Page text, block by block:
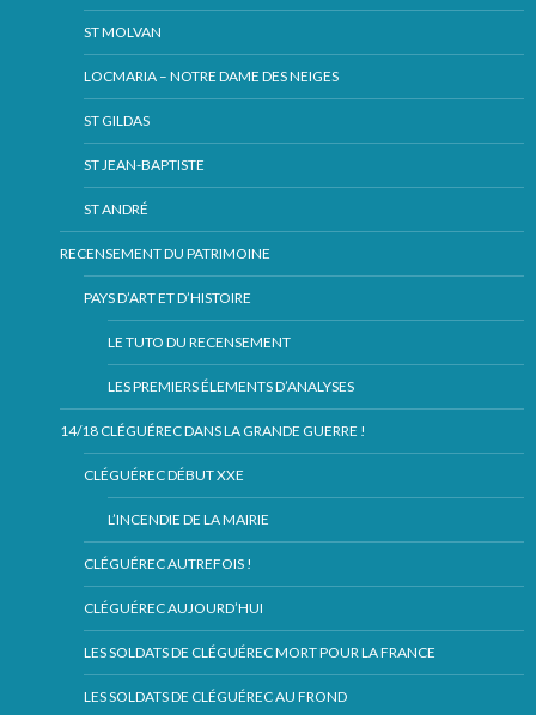
ST MOLVAN
LOCMARIA – NOTRE DAME DES NEIGES
ST GILDAS
ST JEAN-BAPTISTE
ST ANDRÉ
RECENSEMENT DU PATRIMOINE
PAYS D’ART ET D’HISTOIRE
LE TUTO DU RECENSEMENT
LES PREMIERS ÉLEMENTS D’ANALYSES
14/18 CLÉGUÉREC DANS LA GRANDE GUERRE !
CLÉGUÉREC DÉBUT XXE
L’INCENDIE DE LA MAIRIE
CLÉGUÉREC AUTREFOIS !
CLÉGUÉREC AUJOURD’HUI
LES SOLDATS DE CLÉGUÉREC MORT POUR LA FRANCE
LES SOLDATS DE CLÉGUÉREC AU FROND